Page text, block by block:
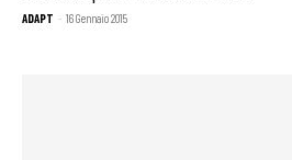
ADAPT - 16 Gennaio 2015